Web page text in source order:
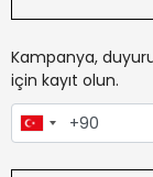
Kampanya,
için kayıt olun.